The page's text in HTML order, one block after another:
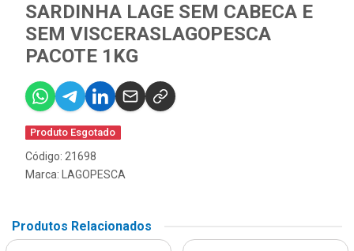
SARDINHA LAGE SEM CABECA E
SEM VISCERASLAGOPESCA
PACOTE 1KG
Produto Esgotado
Código: 21698
Marca:
LAGOPESCA
Produtos Relacionados